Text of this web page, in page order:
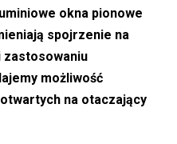
okna pionowe
spojrzenie na
zastosowaniu
możliwość
na otaczający